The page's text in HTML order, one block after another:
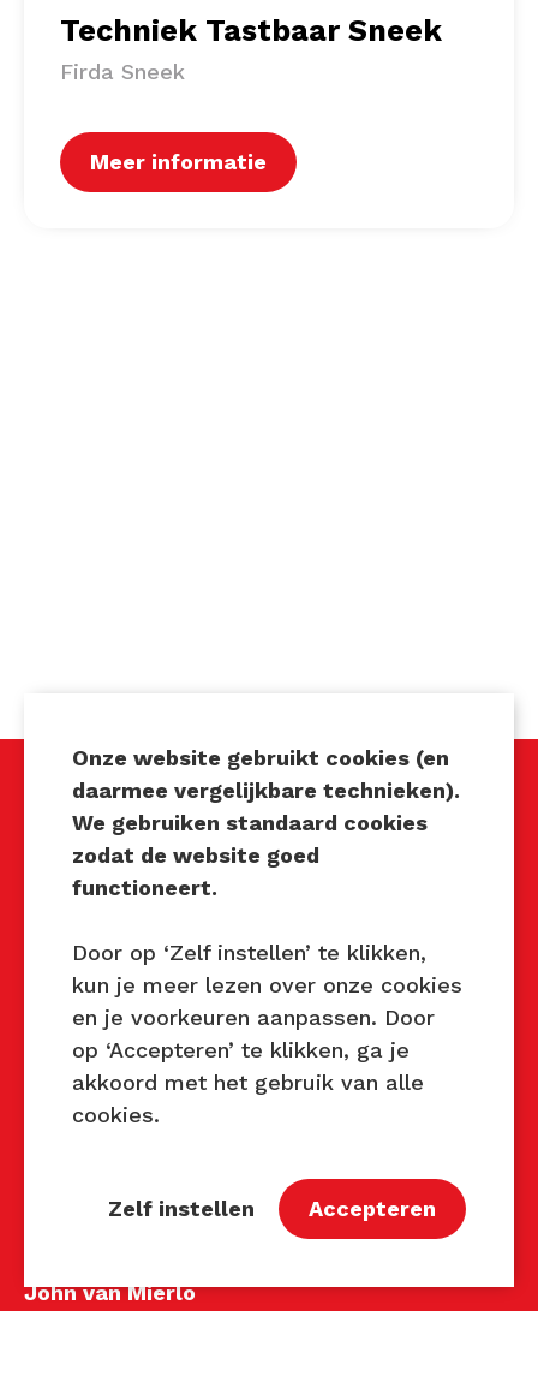
Techniek Tastbaar Sneek
Firda Sneek
Meer informatie
Techniek Tastbaar
Mocht u interesse hebben om
te organiseren of heeft u
vragen over dit evenement,
neem dan contact met ons op
via de gegevens.
Privacy Beleid
John van Mierlo
Onze website gebruikt cookies (en
daarmee vergelijkbare technieken).
We gebruiken standaard cookies
zodat de website goed
functioneert.
Door op ‘Zelf instellen’ te klikken,
kun je meer lezen over onze cookies
en je voorkeuren aanpassen. Door
op ‘Accepteren’ te klikken, ga je
akkoord met het gebruik van alle
cookies.
Zelf instellen Accepteren